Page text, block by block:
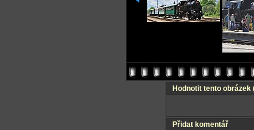
Hodnotit tento obrázek
Přidat komentář